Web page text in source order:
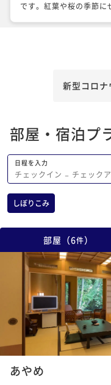
です。紅葉や桜の季節に
新型コロ
部屋・宿泊プ
日程を入力
チェックイン − チェック
しぼりこみ
部屋 （6件）
あやめ